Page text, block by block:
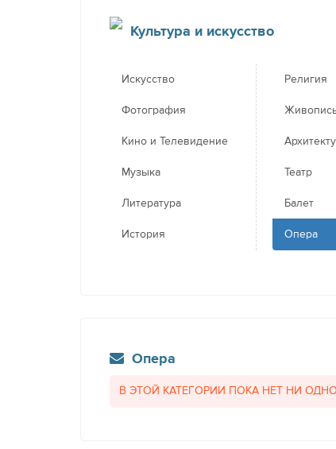
Культура и искусство
Искусство
Фотография
Кино и Телевидение
Музыка
Литература
История
Религия
Театр
Балет
Опера
Опера
В ЭТОЙ КАТЕГОРИИ ПОКА НЕТ НИ